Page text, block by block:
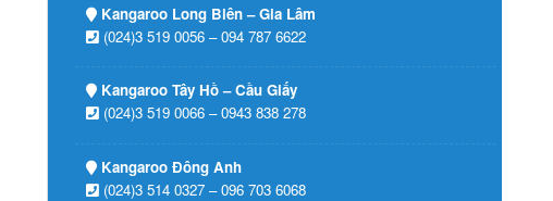
Kangaroo Long Biên – Gia Lâm
(024)3 519 0056 – 094 787 6622
Kangaroo Tây Hồ – Cầu Giấy
(024)3 519 0066 – 0943 838 278
Kangaroo Đông Anh
(024)3 514 0327 – 096 703 6068